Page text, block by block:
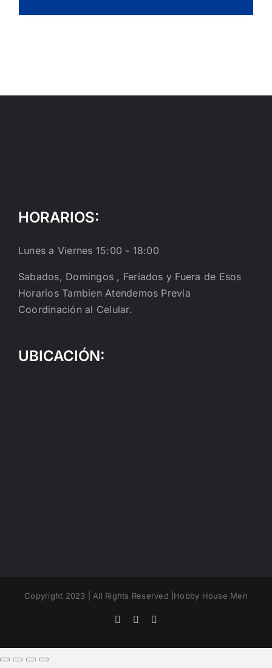
HORARIOS:
Lunes a Viernes 15:00 - 18:00
Sabados, Domingos , Feriados y Fuera de Esos
Horarios Tambien Atendemos Previa
Coordinación al Celular.
UBICACIÓN:
Copyright 2023 | All Rights Reserved |Hobby House Men
FacebookInstagram